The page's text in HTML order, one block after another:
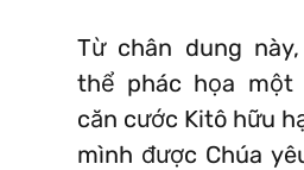
Từ chân dung
thể phác họa
căn cước Kitô hữu
mình được Chúa